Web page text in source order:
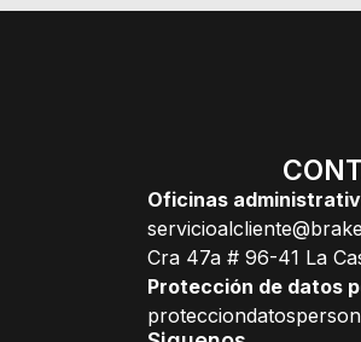
Oficinas
Cra 47a # 96-41 La
Protección de datos